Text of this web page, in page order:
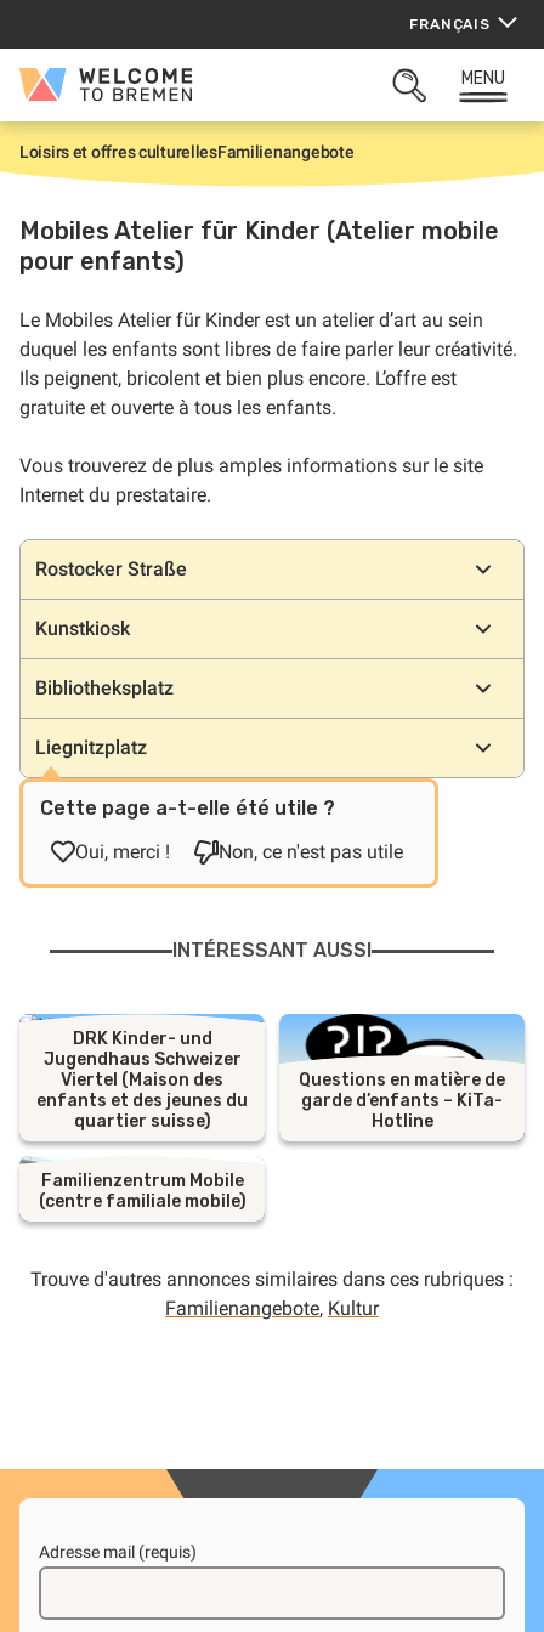
contenu
FRANÇAIS
Welcome
OUVRIR
RECHERCHE
MENU
A
c
u
e
i
l
Loisirs et offres culturellesFamilienangebote
Mobiles Atelier für Kinder (Atelier mobile
pour enfants)
Le Mobiles Atelier für Kinder est un atelier d’art au sein
duquel les enfants sont libres de faire parler leur créativité.
Ils peignent, bricolent et bien plus encore. L’offre est
gratuite et ouverte à tous les enfants.
Vous trouverez de plus amples informations sur le site
Internet du prestataire.
Emplacements
Rostocker Straße
Kunstkiosk
Bibliotheksplatz
Liegnitzplatz
Cette page a-t-elle été utile ?
Oui, merci !
Non, ce n'est pas utile
INTÉRESSANT AUSSI
DRK Kinder- und
Jugendhaus Schweizer
Viertel (Maison des
enfants et des jeunes du
quartier suisse)
Questions en matière de
garde d’enfants – KiTa-
Hotline
Familienzentrum Mobile
(centre familiale mobile)
Trouve d'autres annonces similaires dans ces rubriques :
Familienangebote, Kultur
Adresse mail (requis)